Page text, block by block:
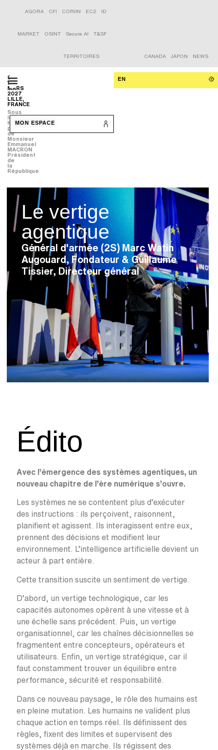
AGORA CFI CORIIN EC2 ID
MARKET OSINT Secure AI T&SF
TERRITOIRES CANADA JAPON NEWS
9-
11
MARS
2027
LILLE,
FRANCE
Sous
le
haut
patronage
de
Monsieur
Emmanuel
MACRON
Président
de
la
République
EN
MON ESPACE
Le vertige
agentique
Général d'armée (2S) Marc Watin
Augouard, Fondateur & Guillaume
Tissier, Directeur général
Édito
Avec l’émergence des systèmes agentiques, un
nouveau chapitre de l’ère numérique s’ouvre.
Les systèmes ne se contentent plus d’exécuter
des instructions : ils perçoivent, raisonnent,
planifient et agissent. Ils interagissent entre eux,
prennent des décisions et modifient leur
environnement. L’intelligence artificielle devient un
acteur à part entière.
Cette transition suscite un sentiment de vertige.
D’abord, un vertige technologique, car les
capacités autonomes opèrent à une vitesse et à
une échelle sans précédent. Puis, un vertige
organisationnel, car les chaînes décisionnelles se
fragmentent entre concepteurs, opérateurs et
utilisateurs. Enfin, un vertige stratégique, car il
faut constamment trouver un équilibre entre
performance, sécurité et responsabilité.
Dans ce nouveau paysage, le rôle des humains est
en pleine mutation. Les humains ne valident plus
chaque action en temps réel. Ils définissent des
règles, fixent des limites et supervisent des
systèmes déjà en marche. Ils régissent des